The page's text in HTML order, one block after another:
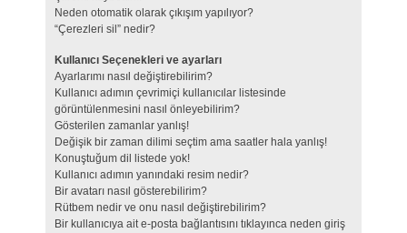
Neden otomatik olarak çıkışım yapılıyor?
“Çerezleri sil” nedir?
Kullanıcı Seçenekleri ve ayarları
Ayarlarımı nasıl değiştirebilirim?
Kullanıcı adımın çevrimiçi kullanıcılar listesinde
görüntülenmesini nasıl önleyebilirim?
Gösterilen zamanlar yanlış!
Değişik bir zaman dilimi seçtim ama saatler hala yanlış!
Konuştuğum dil listede yok!
Kullanıcı adımın yanındaki resim nedir?
Bir avatarı nasıl gösterebilirim?
Rütbem nedir ve onu nasıl değiştirebilirim?
Bir kullanıcıya ait e-posta bağlantısını tıklayınca neden giriş